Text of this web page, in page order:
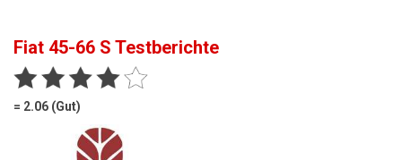
Teleskoplader
Fiat 45-66 S Testberichte
= 2.06 (Gut)